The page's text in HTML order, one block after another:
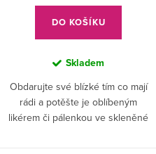
DO KOŠÍKU
Skladem
Obdarujte své blízké tím co mají
rádi a potěšte je oblíbeným
likérem či pálenkou ve skleněné